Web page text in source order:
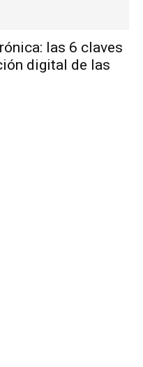
las 6 claves
digital de las